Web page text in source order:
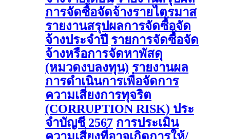
การจัดซื้อจัดจ้างรายไตรมาส
รายงานสรุปผลการจัดซื้อจัด
จ้างประจำปี รายการจัดซื้อจัด
จ้างหรือการจัดหาพัสดุ
(หมวดงบลงทุน) รายงานผล
การดําเนินการเพื่อจัดการ
ความเสี่ยงการทุจริต
(CORRUPTION RISK) ประ
จําบัญชี 2567 การประเมิน